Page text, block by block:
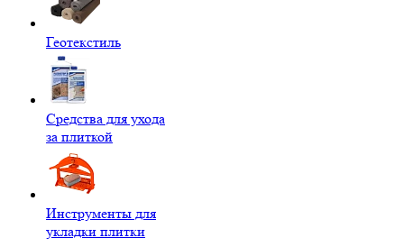
Геотекстиль
Средства для ухода
за плиткой
Инструменты для
укладки плитки